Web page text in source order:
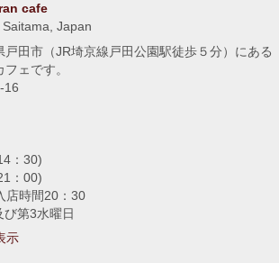
cafe
Saitama, Japan
戸田市（JR埼京線戸田公園駅徒歩５分）にある
フェです。
16
：30)
：00)
店時間20：30
第3水曜日
示